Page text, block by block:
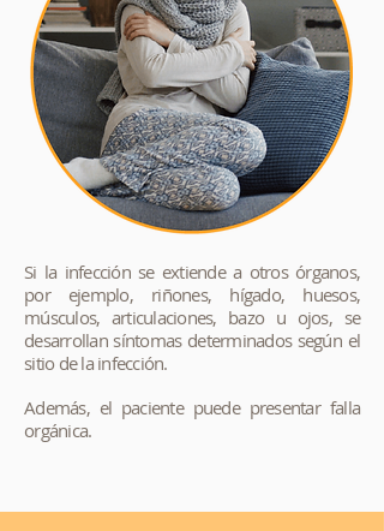
Si la infección se extiende a otros órganos,
por ejemplo, riñones, hígado, huesos,
músculos, articulaciones, bazo u ojos, se
desarrollan síntomas determinados según el
sitio de la infección.
Además, el paciente puede presentar falla
orgánica.